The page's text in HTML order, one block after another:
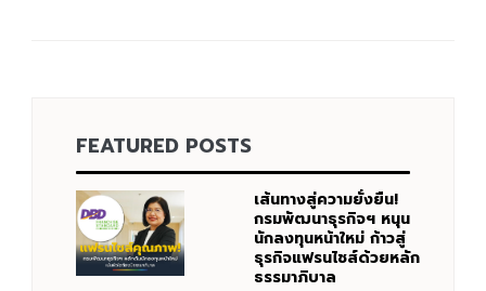
Search
Search
FEATURED POSTS
เส้นทางสู่ความยั่งยืน!
กรมพัฒนาธุรกิจฯ หนุน
นักลงทุนหน้าใหม่ ก้าวสู่
ธุรกิจแฟรนไชส์ด้วยหลัก
ธรรมาภิบาล